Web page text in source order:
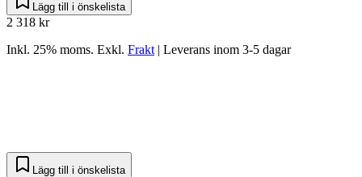
Lägg till i önskelista
2 318 kr
Inkl. 25% moms. Exkl. Frakt | Leverans inom 3-5 dagar
Lägg till i önskelista